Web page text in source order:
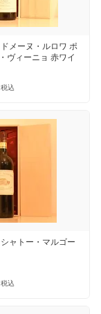
メーヌ・ルロワ ポ
ヴィーニョ 赤ワイ
税込
ャトー・マルゴー
税込